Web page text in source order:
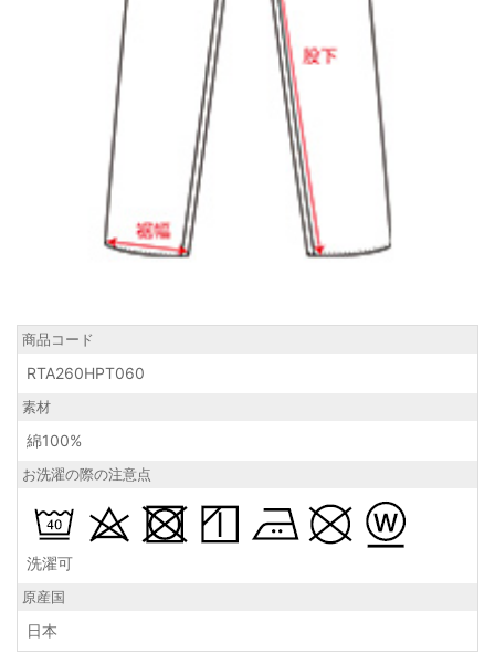
商品コード
RTA260HPT060
素材
綿100%
お洗濯の際の注意点
洗濯可
原産国
日本